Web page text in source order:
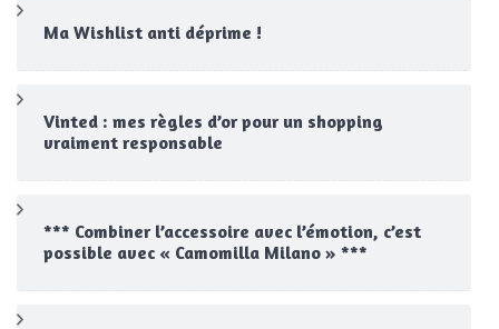
Ma Wishlist anti déprime !
Vinted : mes règles d’or pour un shopping
vraiment responsable
*** Combiner l’accessoire avec l’émotion, c’est
possible avec « Camomilla Milano » ***